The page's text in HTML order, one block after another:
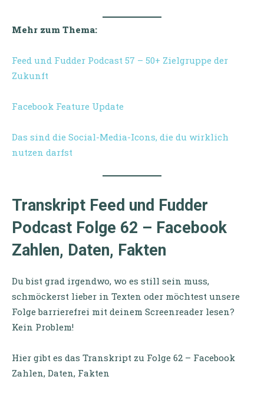
Mehr zum Thema:
Feed und Fudder Podcast 57 – 50+ Zielgruppe der
Zukunft
Facebook Feature Update
Das sind die Social-Media-Icons, die du wirklich
nutzen darfst
Transkript Feed und Fudder
Podcast Folge 62 – Facebook
Zahlen, Daten, Fakten
Du bist grad irgendwo, wo es still sein muss,
schmöckerst lieber in Texten oder möchtest unsere
Folge barrierefrei mit deinem Screenreader lesen?
Kein Problem!
Hier gibt es das Transkript zu Folge 62 – Facebook
Zahlen, Daten, Fakten